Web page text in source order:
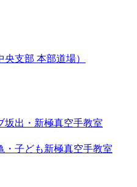
支部 本部道場）
坂出・新極真空手教室
・子ども新極真空手教室